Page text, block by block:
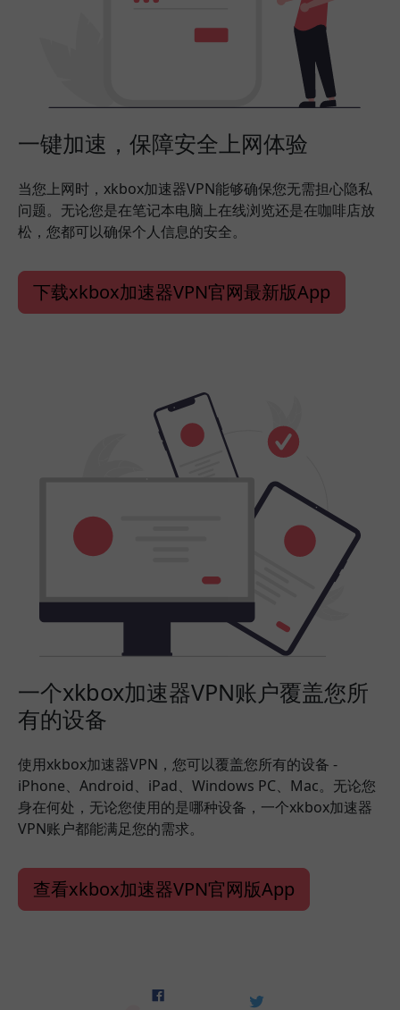
一键加速，保障安全上网体验
当您上网时，xkbox加速器VPN能够确保您无需担心隐私
问题。无论您是在笔记本电脑上在线浏览还是在咖啡店放
松，您都可以确保个人信息的安全。
下载xkbox加速器VPN官网最新版App
一个xkbox加速器VPN账户覆盖您所
有的设备
使用xkbox加速器VPN，您可以覆盖您所有的设备 -
iPhone、Android、iPad、Windows PC、Mac。无论您
身在何处，无论您使用的是哪种设备，一个xkbox加速器
VPN账户都能满足您的需求。
查看xkbox加速器VPN官网版App